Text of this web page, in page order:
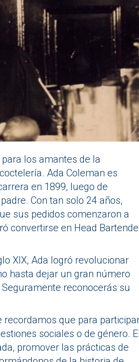
los amantes de la
Ada Coleman es
en 1899, luego de
Con tan solo 24 años,
sus pedidos comenzaron a
convertirse en Head
XIX, Ada logró revolucionar
hasta dejar un gran número
reconocerás su
recordamos que para
sociales o de género.
promover las prácticas de